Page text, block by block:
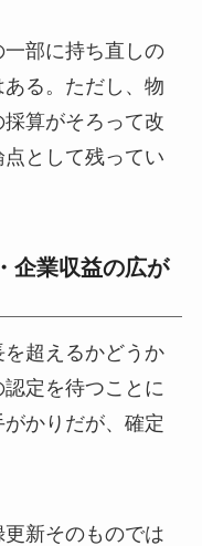
部に持ち直しの
る。ただし、物
算がそろって改
として残ってい
企業収益の広が
超えるかどうか
定を待つことに
かりだが、確定
新そのものでは